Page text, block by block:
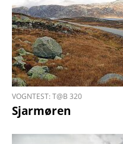
VOGNTEST: T@B 320
Sjarmøren